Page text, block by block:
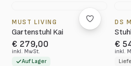
MUST LIVING
Gartenstuhl Kai
€ 279,00
inkl. MwSt.
Auf Lager
DS
€
inkl.